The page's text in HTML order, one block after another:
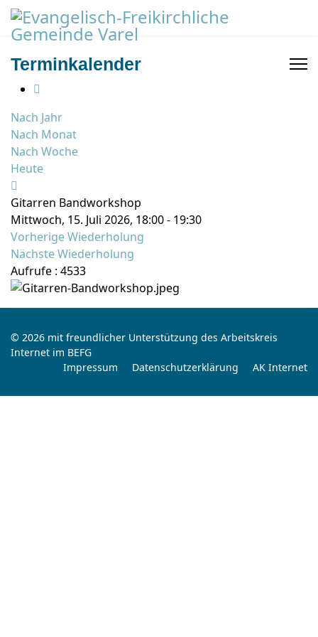
Terminkalender
Nach Jahr
Nach Monat
Nach Woche
Heute
Gitarren Bandworkshop
Mittwoch, 15. Juli 2026, 18:00 - 19:30
Vorherige Wiederholung
Nächste Wiederholung
Aufrufe : 4533
© 2026 mit freundlicher Unterstützung des Arbeitskreis
Internet im BEFG
Impressum
Datenschutzerklärung AK Internet